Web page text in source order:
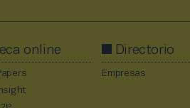
online Directorio
Empresas